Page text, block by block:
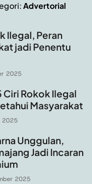
Advertorial
Ilegal, Peran
jadi Penentu
2025
Ciri Rokok Ilegal
Masyarakat
2025
Unggulan,
Jadi Incaran
2025